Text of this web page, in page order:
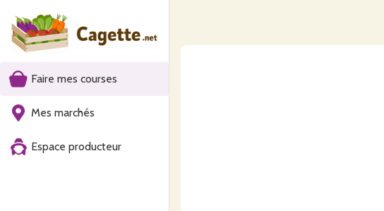
Faire mes courses
Mes marchés
Espace producteur